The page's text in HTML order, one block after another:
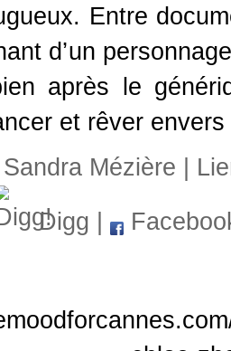
Entre
d’un
après le
et rêver
Mézière |
Digg